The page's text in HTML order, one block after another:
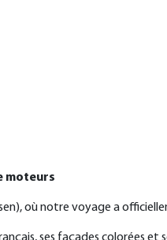
moteurs
où notre voyage a